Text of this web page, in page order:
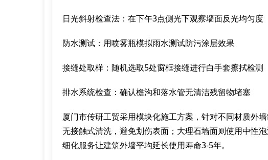
日光斜射检查法：在下午3点侧光下观察墙面反光均匀度
防水测试：用喷雾瓶模拟雨水测试防污涂层效果
接缝处取样：随机选取5处窗框接缝进行白手套擦拭检测
排水系统检查：确认檐沟和落水管无清洁残留物堵塞
厦门市传研工贸采用模块化施工方案，针对不同材质外
无接触式清洗，避免划伤表面；大理石墙面则使用中性
细化服务让建筑外墙平均延长使用寿命3-5年。